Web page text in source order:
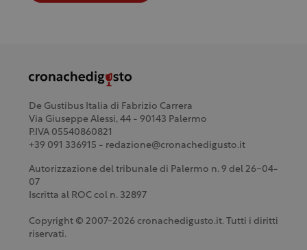
De Gustibus Italia di Fabrizio Carrera
Via Giuseppe Alessi, 44 - 90143 Palermo
P.IVA 05540860821
+39 091 336915 - redazione@cronachedigusto.it
Autorizzazione del tribunale di Palermo n. 9 del 26-04-
07
Iscritta al ROC col n. 32897
Copyright © 2007-2026 cronachedigusto.it. Tutti i diritti
riservati.